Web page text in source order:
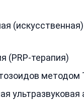
(искусственная)
(PRP-терапия)
методом
ультразвуковая